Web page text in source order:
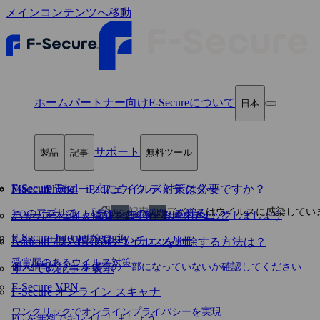
メインコンテンツへ移動
ホームパートナー向けF‑Secureについて 日本
製品
F-Secure Total
1つのアプリで、「デジタルの瞬間」を守る
F‑Secure Internet Security
受賞歴のあるウイルス対策
F-Secure VPN
ワンクリックでオンラインプライバシーを実現
記事
Mac、iPhone、iPadにウイルス対策は必要ですか？
ハッカーが個人情報をほしがる理由とは？
Androidデバイスからウイルスを削除する方法は？
すべての記事を表示
サポート 無料ツール
F‑Secure ディープフェイク ディテクター
ディープフェイクやAI生成画像・動画をチェックしましょう
F‑Secure 個人情報漏えいチェッカー
個人情報がデータ侵害の一部になっていないか確認してください
F‑Secure オンライン スキャナ
記事 デバイスはウイルスに感染してい